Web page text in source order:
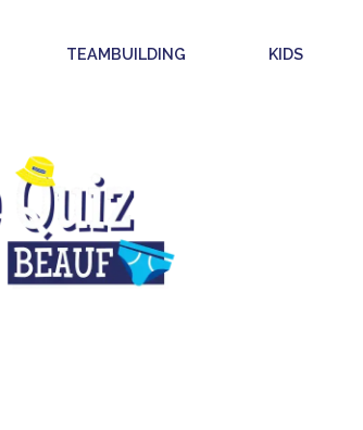
TEAMBUILDING KIDS